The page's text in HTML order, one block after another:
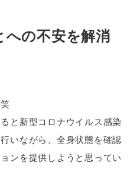
の不安を解消
と新型コロナウイルス感染
いながら、全身状態を確認
ンを提供しようと思ってい